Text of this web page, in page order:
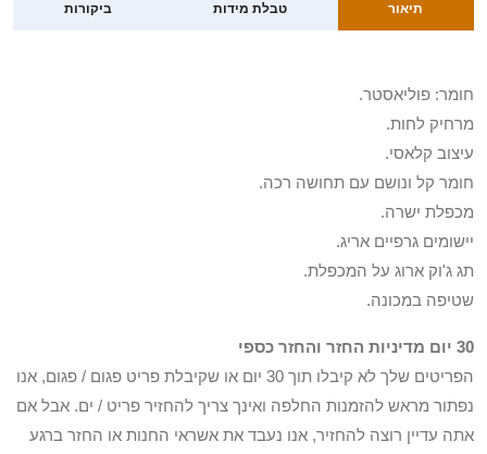
תיאור טבלת מידות ביקורות
חומר: פוליאסטר.
מרחיק לחות.
עיצוב קלאסי.
חומר קל ונושם עם תחושה רכה.
מכפלת ישרה.
יישומים גרפיים אריג.
תג ג'וק ארוג על המכפלת.
שטיפה במכונה.
30 יום מדיניות החזר והחזר כספי
הפריטים שלך לא קיבלו תוך 30 יום או שקיבלת פריט פגום / פגום, אנו
נפתור מראש להזמנות החלפה ואינך צריך להחזיר פריט / ים. אבל אם
אתה עדיין רוצה להחזיר, אנו נעבד את אשראי החנות או החזר ברגע